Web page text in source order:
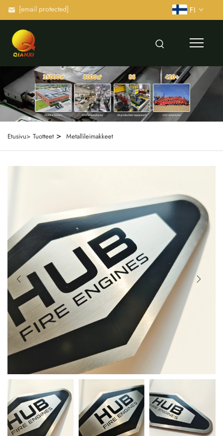
[email protected] FI
Etusivu> Tuotteet > Metallileimakkeet